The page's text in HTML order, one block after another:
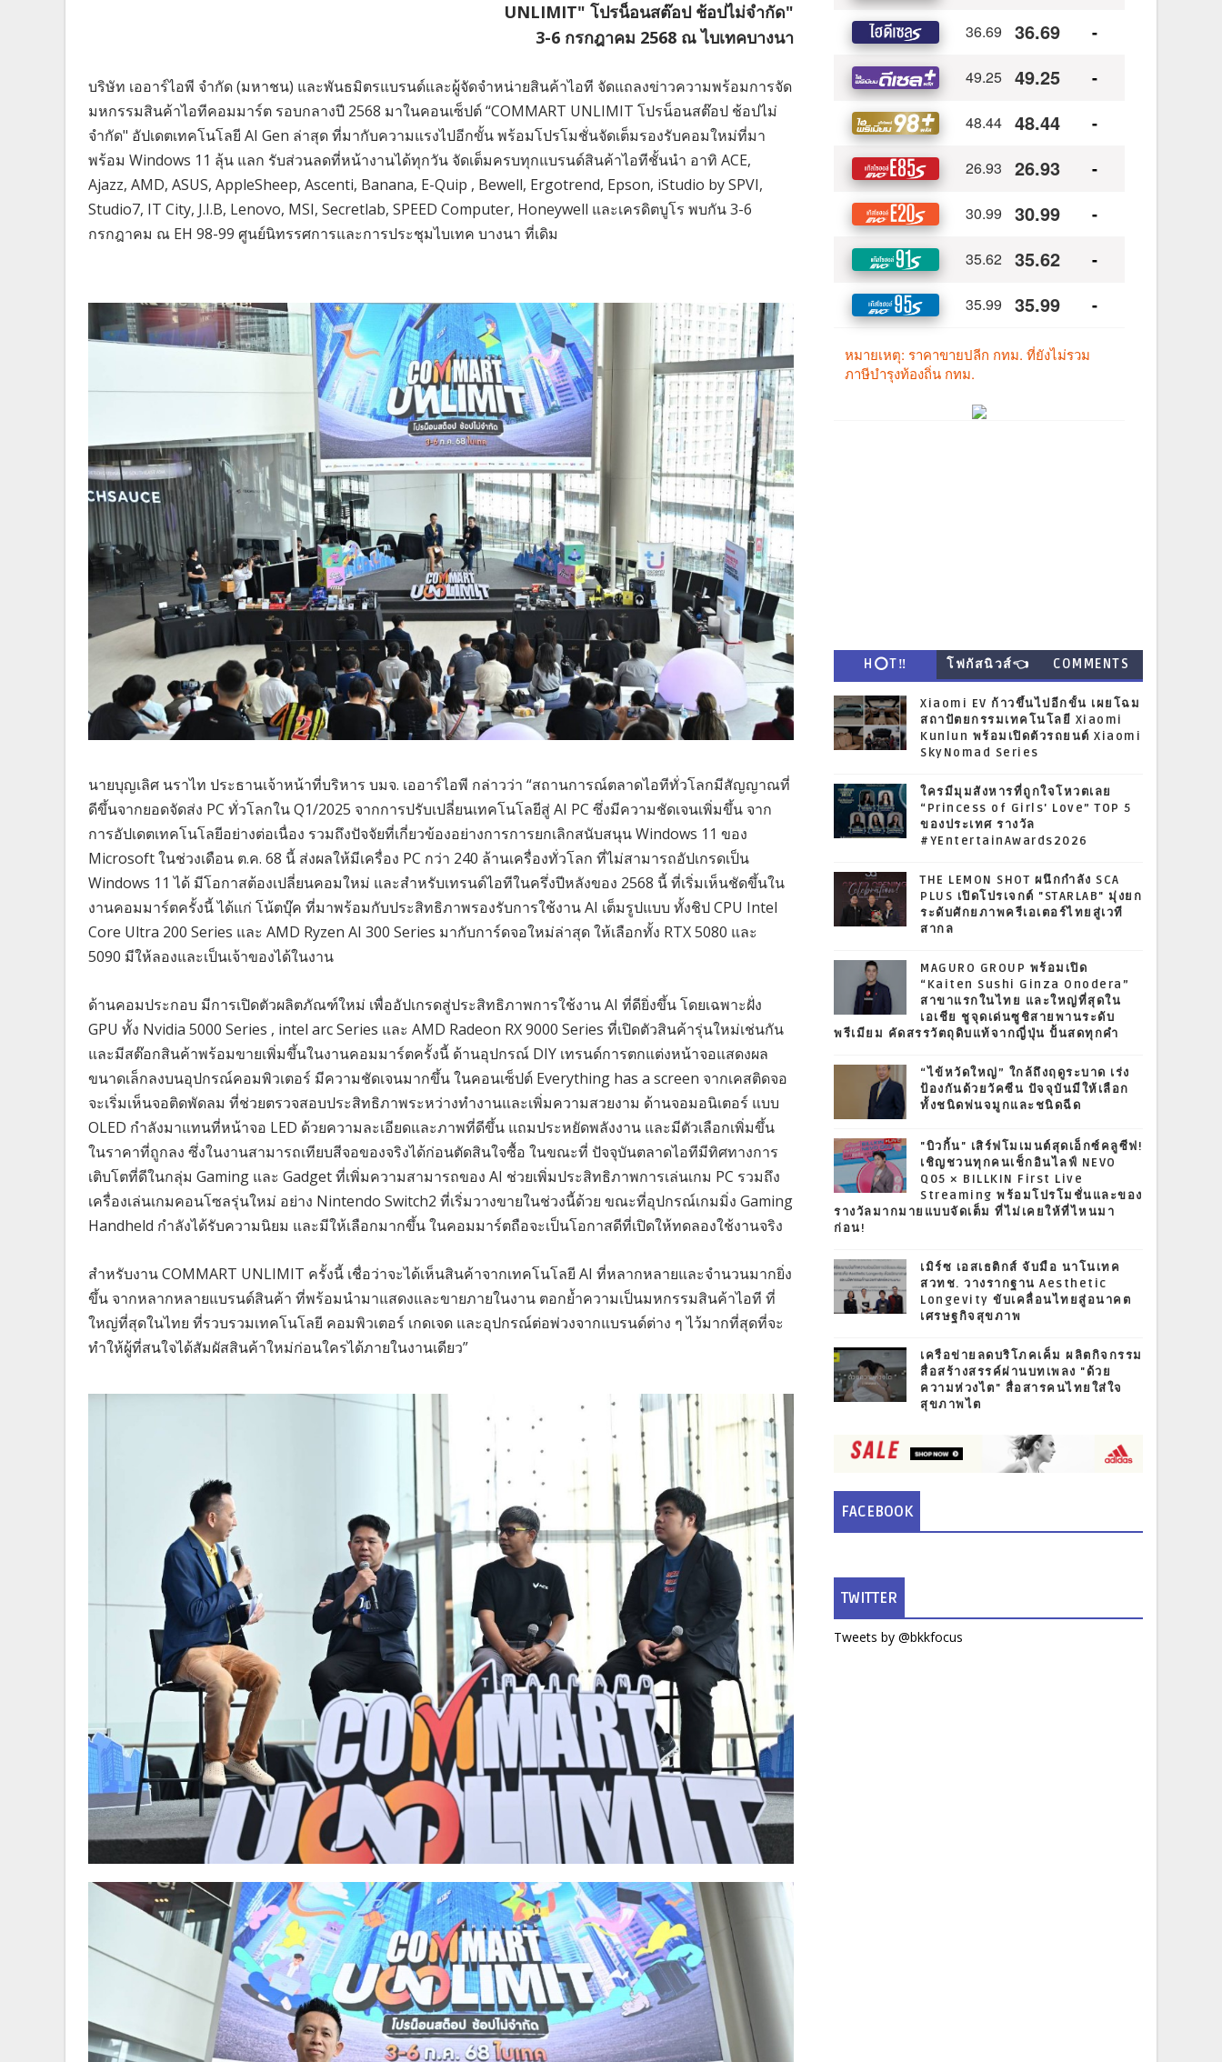
UNLIMIT" โปรน็อนสต๊อป ช้อปไม่จำกัด"
3-6 กรกฎาคม 2568 ณ ไบเทคบางนา
บริษัท เออาร์ไอพี จำกัด (มหาชน) และพันธมิตรแบรนด์และผู้จัดจำหน่ายสินค้าไอที จัดแถลงข่าวความพร้อมการจัด
มหกรรมสินค้าไอทีคอมมาร์ต รอบกลางปี 2568 มาในคอนเซ็ปต์ “COMMART UNLIMIT โปรน็อนสต๊อป ช้อปไม่
จำกัด" อัปเดตเทคโนโลยี AI Gen ล่าสุด ที่มากับความแรงไปอีกขั้น พร้อมโปรโมชั่นจัดเต็มรองรับคอมใหม่ที่มา
พร้อม Windows 11 ลุ้น แลก รับส่วนลดที่หน้างานได้ทุกวัน จัดเต็มครบทุกแบรนด์สินค้าไอทีชั้นนำ อาทิ ACE,
Ajazz, AMD, ASUS, AppleSheep, Ascenti, Banana, E-Quip , Bewell, Ergotrend, Epson, iStudio by SPVI,
Studio7, IT City, J.I.B, Lenovo, MSI, Secretlab, SPEED Computer, Honeywell และเครดิตบูโร พบกัน 3-6
กรกฎาคม ณ EH 98-99 ศูนย์นิทรรศการและการประชุมไบเทค บางนา ที่เดิม
นายบุญเลิศ นราไท ประธานเจ้าหน้าที่บริหาร บมจ. เออาร์ไอพี กล่าวว่า “สถานการณ์ตลาดไอทีทั่วโลกมีสัญญาณที่
ดีขึ้นจากยอดจัดส่ง PC ทั่วโลกใน Q1/2025 จากการปรับเปลี่ยนเทคโนโลยีสู่ AI PC ซึ่งมีความชัดเจนเพิ่มขึ้น จาก
การอัปเดตเทคโนโลยีอย่างต่อเนื่อง รวมถึงปัจจัยที่เกี่ยวข้องอย่างการการยกเลิกสนับสนุน Windows 11 ของ
Microsoft ในช่วงเดือน ต.ค. 68 นี้ ส่งผลให้มีเครื่อง PC กว่า 240 ล้านเครื่องทั่วโลก ที่ไม่สามารถอัปเกรดเป็น
Windows 11 ได้ มีโอกาสต้องเปลี่ยนคอมใหม่ และสำหรับเทรนด์ไอทีในครึ่งปีหลังของ 2568 นี้ ที่เริ่มเห็นชัดขึ้นใน
งานคอมมาร์ตครั้งนี้ ได้แก่ โน้ตบุ๊ค ที่มาพร้อมกับประสิทธิภาพรองรับการใช้งาน AI เต็มรูปแบบ ทั้งชิป CPU Intel
Core Ultra 200 Series และ AMD Ryzen AI 300 Series มากับการ์ดจอใหม่ล่าสุด ให้เลือกทั้ง RTX 5080 และ
5090 มีให้ลองและเป็นเจ้าของได้ในงาน
ด้านคอมประกอบ มีการเปิดตัวผลิตภัณฑ์ใหม่ เพื่ออัปเกรดสู่ประสิทธิภาพการใช้งาน AI ที่ดียิ่งขึ้น โดยเฉพาะฝั่ง
GPU ทั้ง Nvidia 5000 Series , intel arc Series และ AMD Radeon RX 9000 Series ที่เปิดตัวสินค้ารุ่นใหม่เช่นกัน
และมีสต๊อกสินค้าพร้อมขายเพิ่มขึ้นในงานคอมมาร์ตครั้งนี้ ด้านอุปกรณ์ DIY เทรนด์การตกแต่งหน้าจอแสดงผล
ขนาดเล็กลงบนอุปกรณ์คอมพิวเตอร์ มีความชัดเจนมากขึ้น ในคอนเซ็ปต์ Everything has a screen จากเคสติดจอ
จะเริ่มเห็นจอติดพัดลม ที่ช่วยตรวจสอบประสิทธิภาพระหว่างทำงานและเพิ่มความสวยงาม ด้านจอมอนิเตอร์ แบบ
OLED กำลังมาแทนที่หน้าจอ LED ด้วยความละเอียดและภาพที่ดีขึ้น แถมประหยัดพลังงาน และมีตัวเลือกเพิ่มขึ้น
ในราคาที่ถูกลง ซึ่งในงานสามารถเทียบสีจอของจริงได้ก่อนตัดสินใจซื้อ ในขณะที่ ปัจจุบันตลาดไอทีมีทิศทางการ
เติบโตที่ดีในกลุ่ม Gaming และ Gadget ที่เพิ่มความสามารถของ AI ช่วยเพิ่มประสิทธิภาพการเล่นเกม PC รวมถึง
เครื่องเล่นเกมคอนโซลรุ่นใหม่ อย่าง Nintendo Switch2 ที่เริ่มวางขายในช่วงนี้ด้วย ขณะที่อุปกรณ์เกมมิ่ง Gaming
Handheld กำลังได้รับความนิยม และมีให้เลือกมากขึ้น ในคอมมาร์ตถือจะเป็นโอกาสดีที่เปิดให้ทดลองใช้งานจริง
สำหรับงาน COMMART UNLIMIT ครั้งนี้ เชื่อว่าจะได้เห็นสินค้าจากเทคโนโลยี AI ที่หลากหลายและจำนวนมากยิ่ง
ขึ้น จากหลากหลายแบรนด์สินค้า ที่พร้อมนำมาแสดงและขายภายในงาน ตอกย้ำความเป็นมหกรรมสินค้าไอที ที่
ใหญ่ที่สุดในไทย ที่รวบรวมเทคโนโลยี คอมพิวเตอร์ เกดเจด และอุปกรณ์ต่อพ่วงจากแบรนด์ต่าง ๆ ไว้มากที่สุดที่จะ
ทำให้ผู้ที่สนใจได้สัมผัสสินค้าใหม่ก่อนใครได้ภายในงานเดียว”
H⭕T‼ โฟกัสนิวส์👈 COMMENTS
Xiaomi EV ก้าวขึ้นไปอีกขั้น เผยโฉม
สถาปัตยกรรมเทคโนโลยี Xiaomi
Kunlun พร้อมเปิดตัวรถยนต์ Xiaomi
SkyNomad Series
ใครมีมุมสังหารที่ถูกใจโหวตเลย
“Princess of Girls' Love” TOP 5
ของประเทศ รางวัล
#YEntertainAwards2026
THE LEMON SHOT ผนึกกำลัง SCA
PLUS เปิดโปรเจกต์ "STARLAB" มุ่งยก
ระดับศักยภาพครีเอเตอร์ไทยสู่เวที
สากล
MAGURO GROUP พร้อมเปิด
“Kaiten Sushi Ginza Onodera”
สาขาแรกในไทย และใหญ่ที่สุดใน
เอเชีย ชูจุดเด่นซูชิสายพานระดับ
พรีเมียม คัดสรรวัตถุดิบแท้จากญี่ปุ่น ปั้นสดทุกคำ
“ไข้หวัดใหญ่” ใกล้ถึงฤดูระบาด เร่ง
ป้องกันด้วยวัคซีน ปัจจุบันมีให้เลือก
ทั้งชนิดพ่นจมูกและชนิดฉีด
"บิวกิ้น" เสิร์ฟโมเมนต์สุดเอ็กซ์คลูซีฟ!
เชิญชวนทุกคนเช็กอินไลฟ์ NEVO
Q05 × BILLKIN First Live
Streaming พร้อมโปรโมชั่นและของ
รางวัลมากมายแบบจัดเต็ม ที่ไม่เคยให้ที่ไหนมา
ก่อน!
เมิร์ซ เอสเธติกส์ จับมือ นาโนเทค
สวทช. วางรากฐาน Aesthetic
Longevity ขับเคลื่อนไทยสู่อนาคต
เศรษฐกิจสุขภาพ
เครือข่ายลดบริโภคเค็ม ผลิตกิจกรรม
สื่อสร้างสรรค์ผ่านบทเพลง "ด้วย
ความห่วงไต" สื่อสารคนไทยใส่ใจ
สุขภาพไต
FACEBOOK
TWITTER
Tweets by @bkkfocus